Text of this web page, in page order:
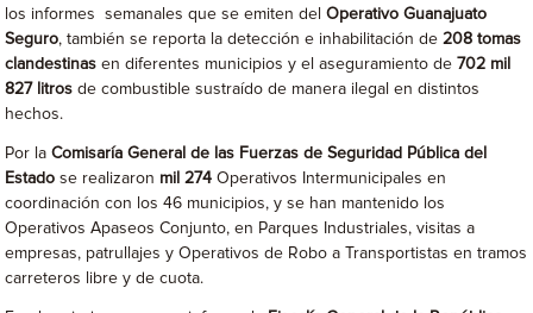
los informes semanales que se emiten delOperativo Guanajuato
Seguro, también se reporta la detección e inhabilitación de208 tomas
clandestinas en diferentes municipios y el aseguramiento de 702 mil
827 litrosde combustible sustraído de manera ilegal en distintos
hechos.
Por laComisaría General de las Fuerzas de Seguridad Pública del
Estadose realizaron mil 274Operativos Intermunicipales en
coordinación con los 46 municipios, y se han mantenido los
Operativos Apaseos Conjunto, en Parques Industriales, visitas a
empresas, patrullajes y Operativos de Robo a Transportistas en tramos
carreteros libre y de cuota.